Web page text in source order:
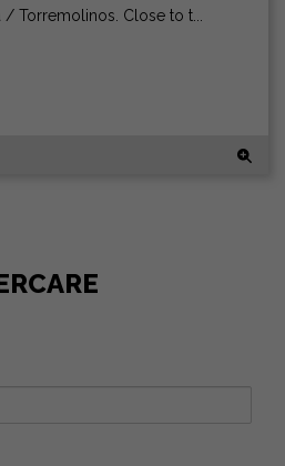
/ Torremolinos. Close to t...